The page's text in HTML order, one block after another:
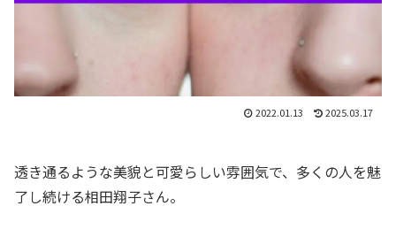
2022.01.13 2025.03.17
透き通るような美貌と可愛らしい雰囲気で、多くの人を魅
了し続ける相田翔子さん。